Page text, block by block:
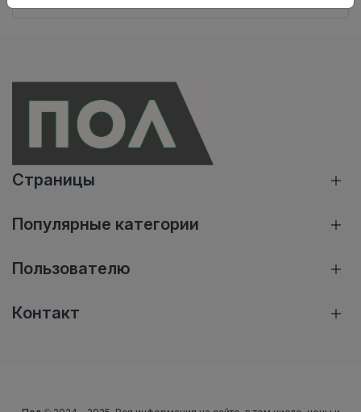
Страницы
Популярные категории
Пользователю
Контакт